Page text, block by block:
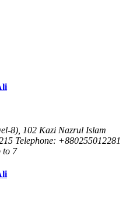
8), 102 Kazi Nazrul Islam
Telephone: +880255012281
to 7